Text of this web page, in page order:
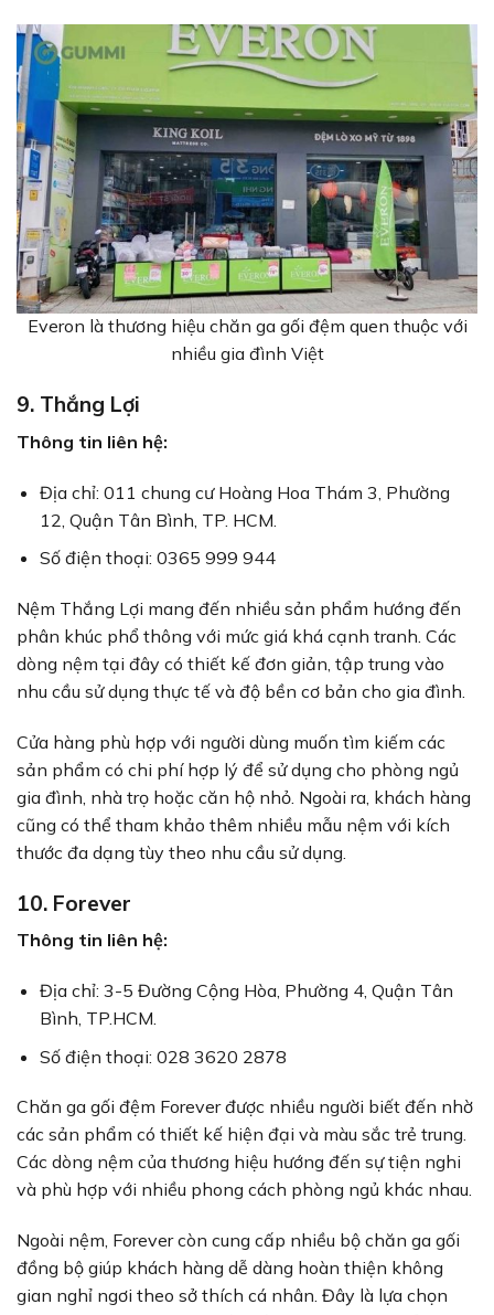
Everon là thương hiệu chăn ga gối đệm quen thuộc với
nhiều gia đình Việt
9. Thắng Lợi
Thông tin liên hệ:
Địa chỉ: 011 chung cư Hoàng Hoa Thám 3, Phường
12, Quận Tân Bình, TP. HCM.
Số điện thoại: 0365 999 944
Nệm Thắng Lợi mang đến nhiều sản phẩm hướng đến
phân khúc phổ thông với mức giá khá cạnh tranh. Các
dòng nệm tại đây có thiết kế đơn giản, tập trung vào
nhu cầu sử dụng thực tế và độ bền cơ bản cho gia đình.
Cửa hàng phù hợp với người dùng muốn tìm kiếm các
sản phẩm có chi phí hợp lý để sử dụng cho phòng ngủ
gia đình, nhà trọ hoặc căn hộ nhỏ. Ngoài ra, khách hàng
cũng có thể tham khảo thêm nhiều mẫu nệm với kích
thước đa dạng tùy theo nhu cầu sử dụng.
10. Forever
Thông tin liên hệ:
Địa chỉ: 3-5 Đường Cộng Hòa, Phường 4, Quận Tân
Bình, TP.HCM.
Số điện thoại: 028 3620 2878
Chăn ga gối đệm Forever được nhiều người biết đến nhờ
các sản phẩm có thiết kế hiện đại và màu sắc trẻ trung.
Các dòng nệm của thương hiệu hướng đến sự tiện nghi
và phù hợp với nhiều phong cách phòng ngủ khác nhau.
Ngoài nệm, Forever còn cung cấp nhiều bộ chăn ga gối
đồng bộ giúp khách hàng dễ dàng hoàn thiện không
gian nghỉ ngơi theo sở thích cá nhân. Đây là lựa chọn